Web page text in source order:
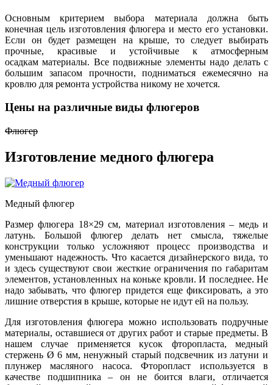
Основным критерием выбора материала должна быть
конечная цель изготовления флюгера и место его установки.
Если он будет размещен на крыше, то следует выбирать
прочные, красивые и устойчивые к атмосферным
осадкам материалы. Все подвижные элементы надо делать с
большим запасом прочности, подниматься ежемесячно на
кровлю для ремонта устройства никому не хочется.
Цены на различные виды флюгеров
Флюгер
Изготовление медного флюгера
Медный флюгер
Размер флюгера 18×29 см, материал изготовления – медь и
латунь. Большой флюгер делать нет смысла, тяжелые
конструкции только усложняют процесс производства и
уменьшают надежность. Что касается дизайнерского вида, то
и здесь существуют свои жесткие ограничения по габаритам
элементов, установленных на коньке кровли. И последнее. Не
надо забывать, что флюгер придется еще фиксировать, а это
лишние отверстия в крыше, которые не идут ей на пользу.
Для изготовления флюгера можно использовать подручные
материалы, оставшиеся от других работ и старые предметы. В
нашем случае применяется кусок фторопласта, медный
стержень Ø 6 мм, ненужный старый подсвечник из латуни и
плунжер масляного насоса. Фторопласт используется в
качестве подшипника – он не боится влаги, отличается